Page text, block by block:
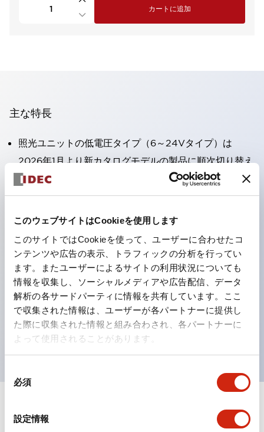
このウェブサイトはCookieを使用します
このサイトではCookieを使って、ユーザーに合わせたコ
ンテンツや広告の表示、トラフィックの分析を行ってい
ます。またユーザーによるサイトの利用状況についても
情報を収集し、ソーシャルメディアや広告配信、データ
解析の各サードパーティに情報を共有しています。ここ
で収集された情報は、ユーザーが各パートナーに提供し
た際に収集された情報と組み合わされ、各パートナーに
よって使用されることがあります。
必須
設定情報
カートに追加
主な特長
照光ユニットの低電圧タイプ（6～24Vタイプ）は
2026年1月より新カタログモデルの製品に順次切り替え
予定
高電圧タイプのLED球が搭載可能になり、ダイレクト
タイプの定格使用電圧が最大240Vまで対応可能になり
丸形圧着端子の配線工数を大幅に削減。（パイロットラ
イトのダイレクトタイプを除く）
ひとつで6色の役をこなすLED球（LSRD球）。これま
で色ごとに分かれていたLED球を、1色のLED球で各色
を表現できるようにしました。
UL、CSA、TÜV、CCC認証品。
ドキュメントとファイル